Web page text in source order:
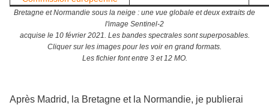
Bretagne et Normandie sous la neige : une vue globale et deux extraits de
l'image Sentinel-2
acquise le 10 février 2021. Les bandes spectrales sont superposables.
Cliquer sur les images pour les voir en grand formats.
Les fichier font entre 3 et 12 MO.
Après Madrid, la Bretagne et la Normandie, je publierai